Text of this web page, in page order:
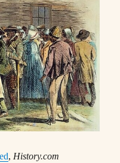
, History.com